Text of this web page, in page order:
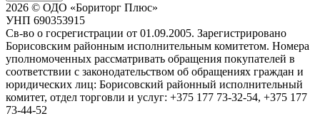
2026 © ОДО «Бориторг Плюс»
УНП 690353915
Св-во о госрегистрации от 01.09.2005. Зарегистрировано
Борисовским районным исполнительным комитетом. Номера
уполномоченных рассматривать обращения покупателей в
соответствии с законодательством об обращениях граждан и
юридических лиц: Борисовский районный исполнительный
комитет, отдел торговли и услуг: +375 177 73-32-54, +375 177
73-44-52